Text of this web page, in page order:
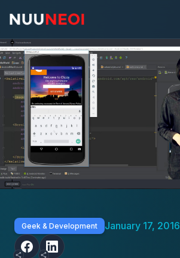
Geek & Development January 17, 2016